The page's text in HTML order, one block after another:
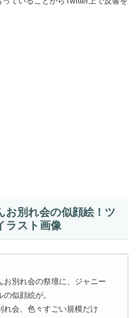
お別れ会の似顔絵！ツ
ラスト画像
お別れ会の祭壇に、ジャニー
の似顔絵が。
れ会、色々すごい規模だけ